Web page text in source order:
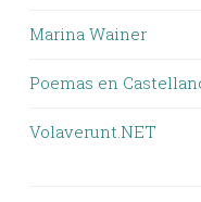
Marina Wainer
Poemas en
Volaverunt.NET